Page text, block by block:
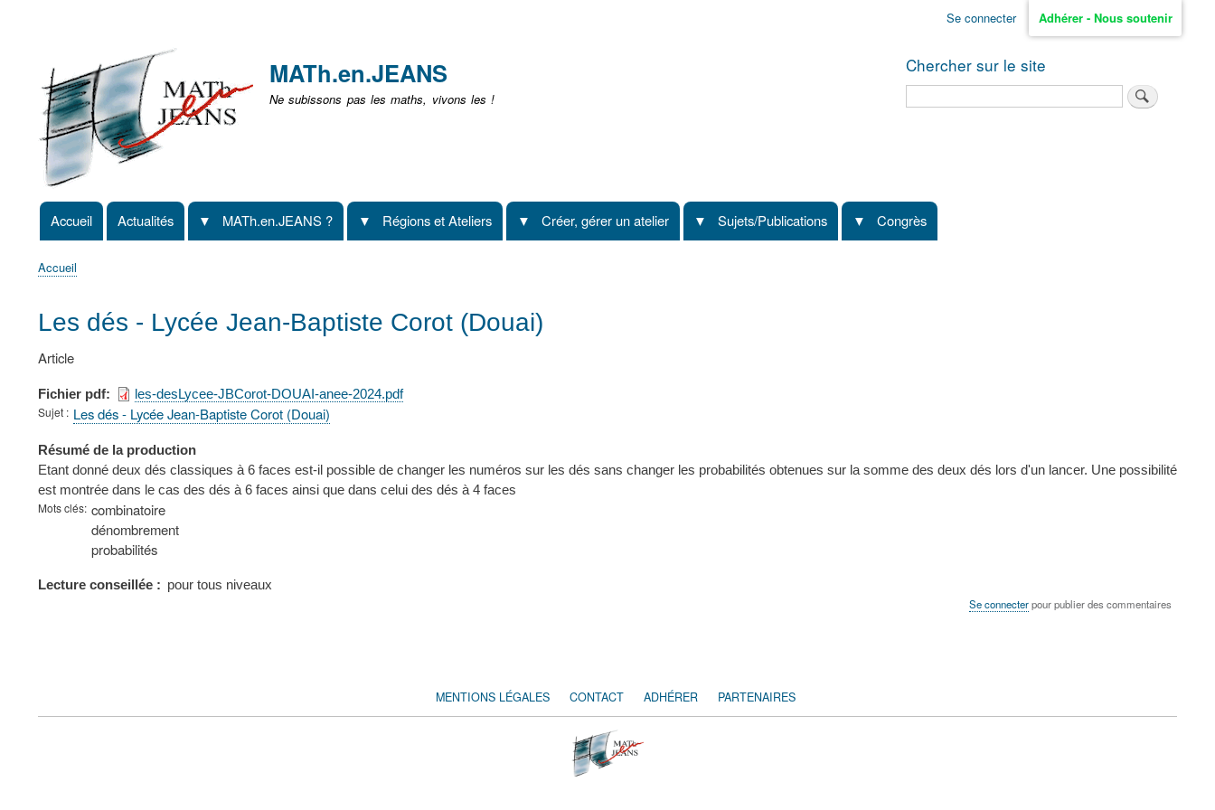
non
identifié
Se connecter Adhérer - Nous soutenir
MATh.en.JEANS
Ne subissons pas les maths, vivons les !
Chercher sur le site
Navigation
principale
Accueil Actualités MATh.en.JEANS ? Régions et Ateliers Créer, gérer un atelier Sujets/Publications Congrès
d'Ariane
Accueil
Les dés - Lycée Jean-Baptiste Corot (Douai)
Article
Fichier pdf
les-desLycee-JBCorot-DOUAI-anee-2024.pdf
Sujet
Les dés - Lycée Jean-Baptiste Corot (Douai)
Résumé de la production
Etant donné deux dés classiques à 6 faces est-il possible de changer les numéros sur les dés sans changer les probabilités obtenues sur la somme des deux dés lors d'un lancer. Une possibilité
est montrée dans le cas des dés à 6 faces ainsi que dans celui des dés à 4 faces
Mots clés combinatoire
dénombrement
probabilités
Lecture conseillée pour tous niveaux
Se connecterpour publier des commentaires
FOOTER
MENTIONS LÉGALES CONTACT ADHÉRER PARTENAIRES